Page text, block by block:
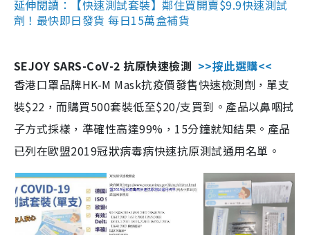
延伸閱讀：【快速測試套裝】鄰住買開賣$9.9快速測試
劑！最快即日發貨 每日15萬盒補貨
SEJOY SARS-CoV-2 抗原快速檢測 >>按此選購<<
香港口罩品牌HK-M Mask抗疫價發售快速檢測劑，單支
裝$22，而購買500套裝低至$20/支買到。產品以鼻咽拭
子方式採樣，準確性高達99%，15分鐘就知結果。產品
已列在歐盟2019冠狀病毒病快速抗原測試通用名單。